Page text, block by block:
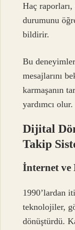
Haç
durumunu
bildirir.
Bu
mesajlarını
karmaşanın
yardımcı olur.
Dijital
Takip
İnternet
1990’lardan
teknolojiler,
dönüştürdü.